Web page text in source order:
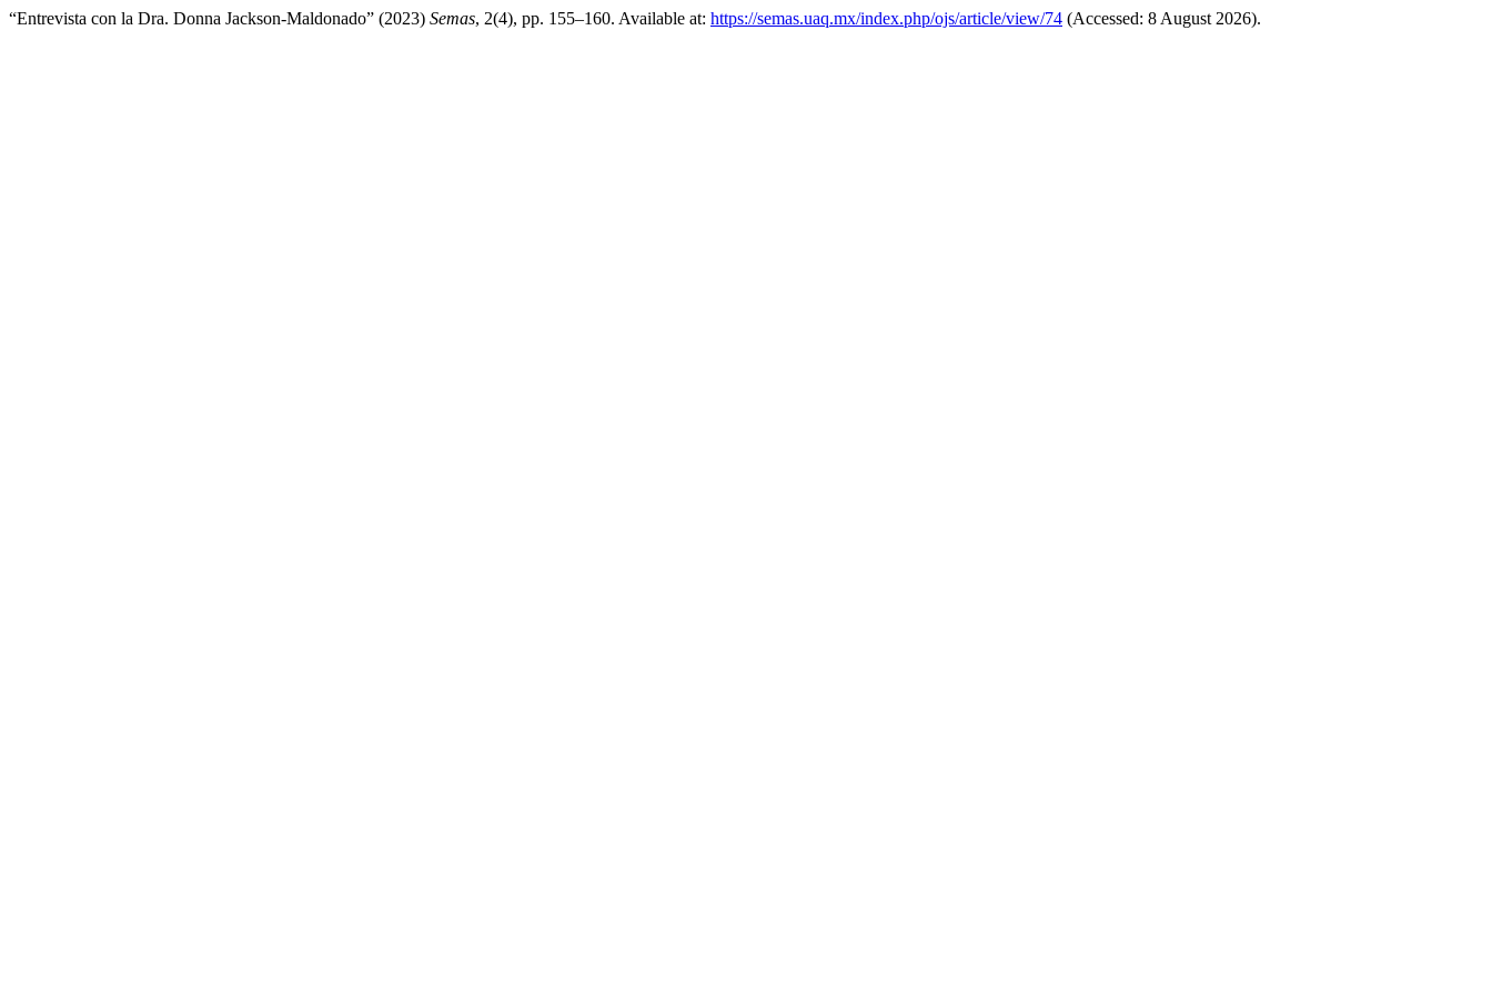
“Entrevista con la Dra. Donna Jackson-Maldonado” (2023) Semas, 2(4), pp. 155–160. Available at: https://semas.uaq.mx/index.php/ojs/article/view/74 (Accessed: 8 August 2026).